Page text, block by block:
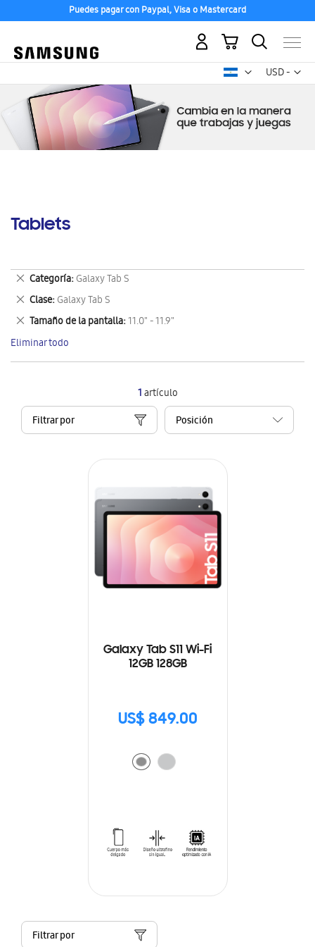
Puedes pagar con Paypal, Visa o Mastercard
USD -
dólar
Mi carrito
Tablets
1artículo
Filtrar por
Galaxy Tab S11 Wi-Fi
12GB 128GB
US$ 849.00
Filtrar por
Categoría Galaxy Tab S
Eliminar
este
artículo
Clase Galaxy Tab S
Eliminar
este
artículo
Tamaño de la pantalla 11.0" - 11.9"
Eliminar
este
artículo
Eliminar todo